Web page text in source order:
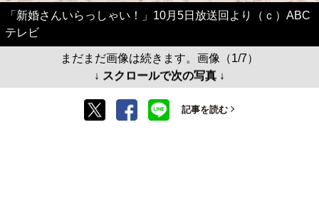
「新婚さんいらっしゃい！」10月5日放送回より（ｃ）ABC
テレビ
まだまだ画像は続きます。画像（1/7）
↓ スクロールで次の写真 ↓
記事を読む